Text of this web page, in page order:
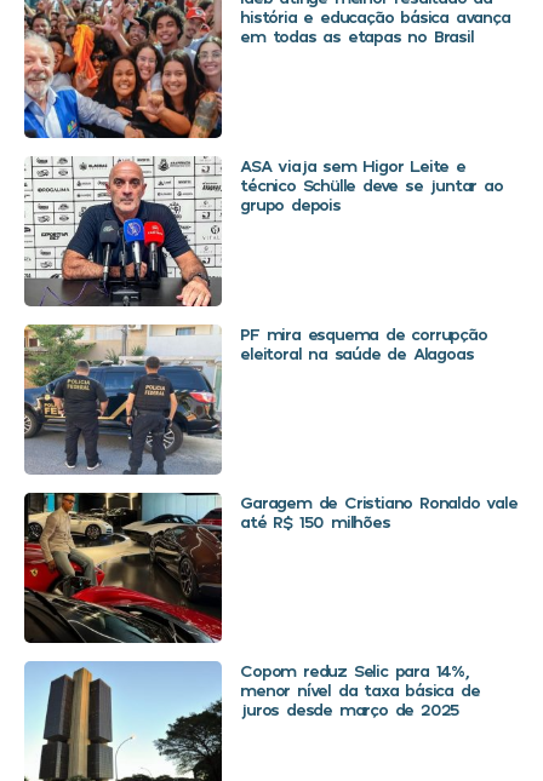
história e educação básica avança
em todas as etapas no Brasil
ASA viaja sem Higor Leite e
técnico Schülle deve se juntar ao
grupo depois
PF mira esquema de corrupção
eleitoral na saúde de Alagoas
Garagem de Cristiano Ronaldo vale
até R$ 150 milhões
Copom reduz Selic para 14%,
menor nível da taxa básica de
juros desde março de 2025